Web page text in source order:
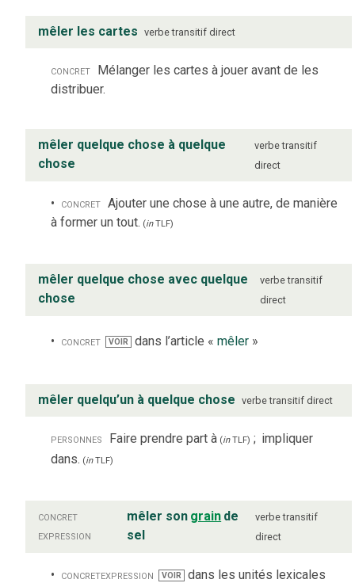
mêler les cartes verbe transitif direct
concret Mélanger les cartes à jouer avant de les
distribuer.
mêler quelque chose à quelque
chose
verbe transitif
direct
concret Ajouter une chose à une autre, de manière
à former un tout. (inTLF)
mêler quelque chose avec quelque
chose
verbe transitif
direct
concret VOIR dans l’article « mêler»
mêler quelqu’un à quelque chose verbe transitif direct
personnes Faire prendre part à(inTLF) ; impliquer
dans. (inTLF)
concret
expression
mêler son grain de
sel
verbe transitif
direct
concretexpression VOIR dans les unités lexicales